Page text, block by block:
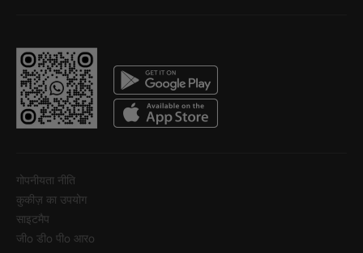
गोपनीयता नीति
कुकीज़ का उपयोग
साइटमैप
जीo डीo पीo आरo